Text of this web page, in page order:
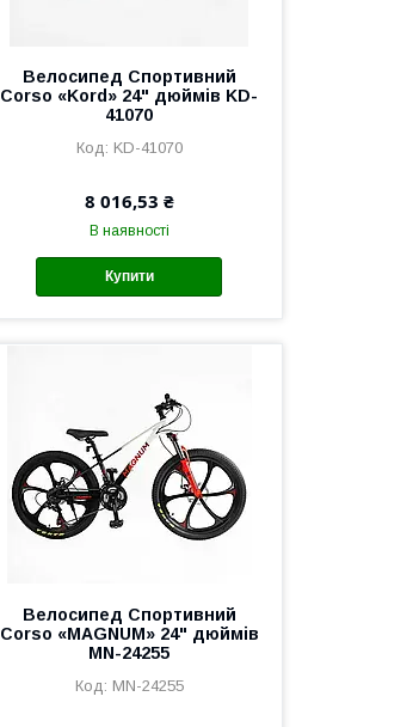
Велоcипед Спортивний
Corso «Kord» 24" дюймів KD-
41070
KD-41070
8 016,53 ₴
В наявності
Купити
Велоcипед Спортивний
Corso «MAGNUM» 24" дюймів
MN-24255
MN-24255